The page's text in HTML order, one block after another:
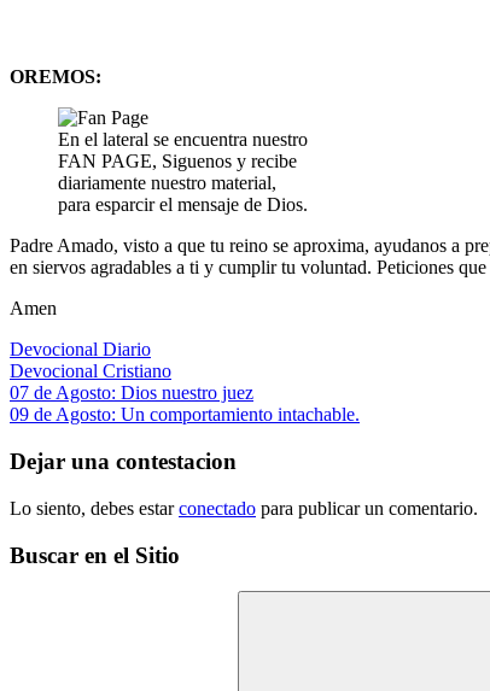
OREMOS:
En el lateral se encuentra nuestro
FAN PAGE, Siguenos y recibe
diariamente nuestro material,
para esparcir el mensaje de Dios.
Padre Amado, visto a que tu reino se aproxima, ayudanos a
en siervos agradables a ti y cumplir tu voluntad. Peticiones
Amen
Devocional Diario
Devocional Cristiano
Navegación
de
entradas
Entrada
anterior:
07 de Agosto: Dios nuestro juez
Siguiente
09 de Agosto: Un comportamiento intachable.
Dejar una contestacion
Lo siento, debes estarconectado para publicar un comentario.
Buscar en el Sitio